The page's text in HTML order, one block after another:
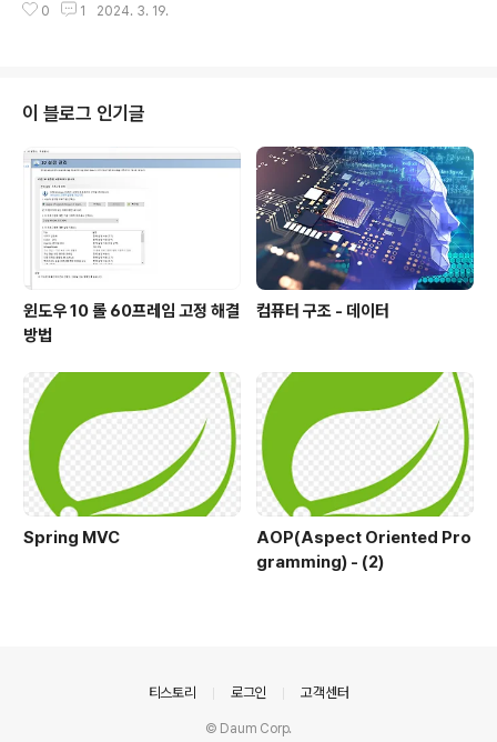
하기 위해 가지고 있어야 하는 최소한의 피로도를 나타내
자 맞춤형 프로필을 등록하고, 나와 기술 궁합이 잘 맞는 기
격자 모양 카펫을 봤습니다. Leo는 집으로 돌아와서 아까
본 카펫의 노란색과 갈색으로 색칠된 격자의 개수는 기억
했지만, 전체 카펫의 크기는 기억하지 못했습니다. Leo가
본 카펫에서 갈색 격자의 수 brown, 노란색 격자의 수 yel
low가 매개변수로 주어질 때 카펫의..
0 1 2024. 3. 19.
이 블로그 인기글
윈도우 10 롤 60프레임 고정 해결
방법
컴퓨터 구조 - 데이터
Spring MVC
AOP(Aspect Oriented Pro
gramming) - (2)
티스토리 로그인 고객센터
© Daum Corp.